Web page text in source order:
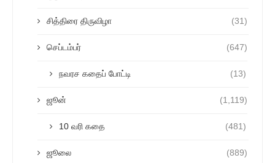
சித்திரை திருவிழா (31)
செப்டம்பர் (647)
நவரச கதைப் போட்டி (13)
ஜூன் (1,119)
10 வரி கதை (481)
ஜூலை (889)